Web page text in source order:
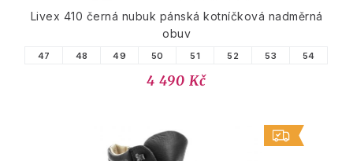
Livex 410 černá nubuk pánská kotníčková nadměrná
obuv
47 48 49 50 51 52 53 54
4 490 Kč